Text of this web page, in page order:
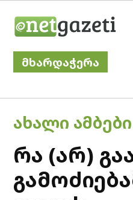
მხარდაჭერა
POSTED
IN
ᲐᲮᲐᲚᲘ ᲐᲛᲑᲔᲑᲘ
რა (არ)